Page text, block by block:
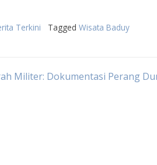
Terkini Tagged Wisata Baduy
Militer: Dokumentasi Perang